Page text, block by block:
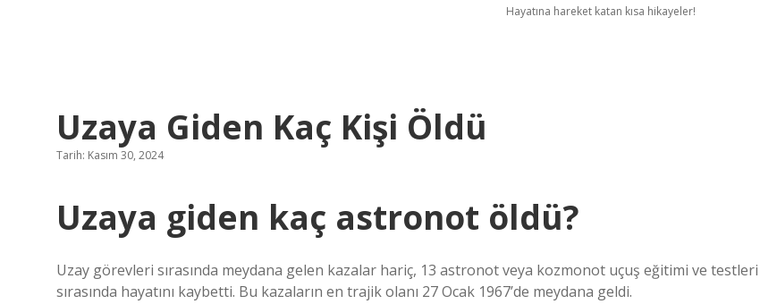
Hayatına hareket katan kısa hikayeler!
Uzaya Giden Kaç Kişi Öldü
Tarih: Kasım 30, 2024
Uzaya giden kaç astronot öldü?
Uzay görevleri sırasında meydana gelen kazalar hariç, 13 astronot veya kozmonot uçuş eğitimi ve testleri
sırasında hayatını kaybetti. Bu kazaların en trajik olanı 27 Ocak 1967’de meydana geldi.